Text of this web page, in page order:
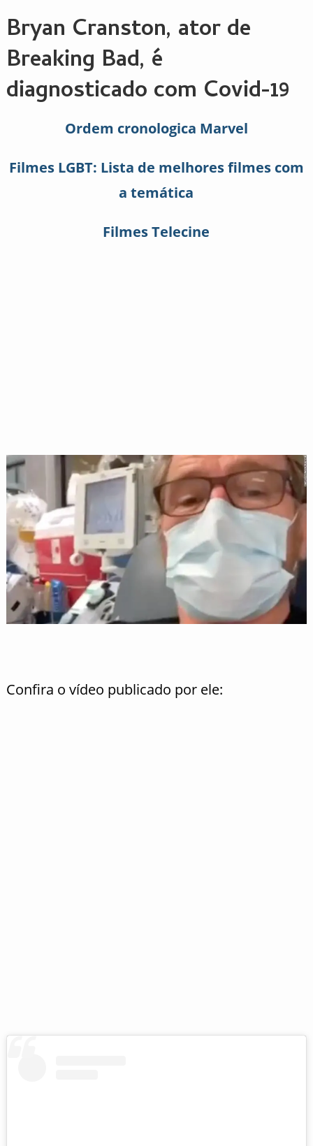
Bryan Cranston, ator de
Breaking Bad, é
diagnosticado com Covid-19
Ordem cronologica Marvel
Filmes LGBT: Lista de melhores filmes com
a temática
Filmes Telecine
Confira o vídeo publicado por ele: